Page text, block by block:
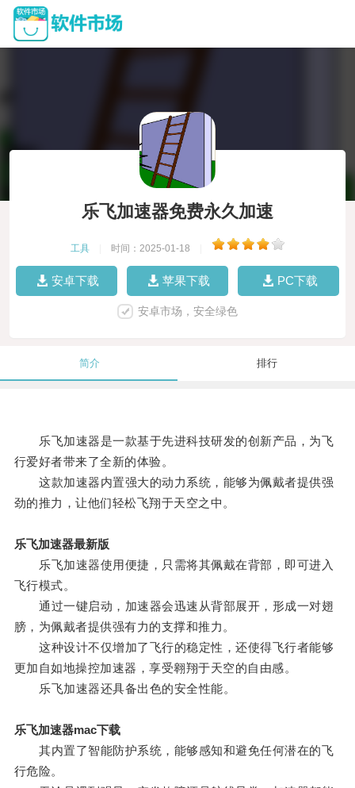
乐飞加速器免费永久加速
工具 时间：2025-01-18
安卓下载 苹果下载 PC下载
安卓市场，安全绿色
简介 排行
乐飞加速器是一款基于先进科技研发的创新产品，为飞
行爱好者带来了全新的体验。
这款加速器内置强大的动力系统，能够为佩戴者提供强
劲的推力，让他们轻松飞翔于天空之中。
乐飞加速器最新版
乐飞加速器使用便捷，只需将其佩戴在背部，即可进入
飞行模式。
通过一键启动，加速器会迅速从背部展开，形成一对翅
膀，为佩戴者提供强有力的支撑和推力。
这种设计不仅增加了飞行的稳定性，还使得飞行者能够
更加自如地操控加速器，享受翱翔于天空的自由感。
乐飞加速器还具备出色的安全性能。
乐飞加速器mac下载
其内置了智能防护系统，能够感知和避免任何潜在的飞
行危险。